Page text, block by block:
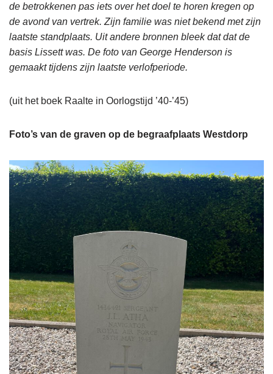
de betrokkenen pas iets over het doel te horen kregen op
de avond van vertrek. Zijn familie was niet bekend met zijn
laatste standplaats. Uit andere bronnen bleek dat dat de
basis Lissett was. De foto van George Henderson is
gemaakt tijdens zijn laatste verlofperiode.
(uit het boek Raalte in Oorlogstijd ’40-’45)
Foto’s van de graven op de begraafplaats Westdorp